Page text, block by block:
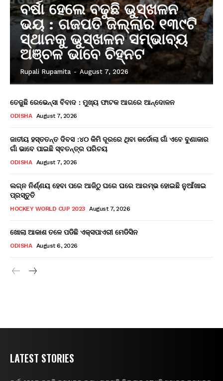
ବର୍ଷା ହେଲେ ବଢୁଛି ଭୁସ୍ଖଳନ
ଭୟ : ଗଜପତି ଜିଲ୍ଲାର ୧୩୯ଟି
ସ୍ଥାନକୁ ଭୁସ୍ଖଳନ ସମ୍ଭାବ୍ୟ
ଅଞ୍ଚଳ ଭାବେ ଚିହ୍ନଟ
Rupali Rupamita - August 7, 2026
ତେଜୁଛି ରେଭେନ୍ସା ବିବାଦ : ମୁଖ୍ୟ ଫାଟକ ଆଗରେ ଆନ୍ଦୋଳନ
ODISHA August 7, 2026
ଜାତୀୟ ହସ୍ତତନ୍ତ ଦିବସ :୪୦ କିମି ଦୂରରେ ଥିବା କର୍ଡୋଲା ଗାଁ ଏବେ ବୁଣାକାର
ଗାଁ ଭାବେ ପାଇଛି ସ୍ବତନ୍ତ୍ର ପରିଚୟ
ODISHA August 7, 2026
ଲଗ୍ନ ନିର୍ଣ୍ଣୟ ହେବା ପରେ ଆଜିଠୁ ଘରେ ଘରେ ଆରମ୍ଭ ହୋଇଛି ନୁଆଁଖାଇ
ପ୍ରସ୍ତୁତି
HOCKEY WORLD CUP 2023 August 7, 2026
ଖୋଲା ଆକାଶ ତଳେ ପଡିଛି ଏକ୍ସପାଏରୀ ମେଡିସିନ
ODISHA August 6, 2026
LATEST STORIES